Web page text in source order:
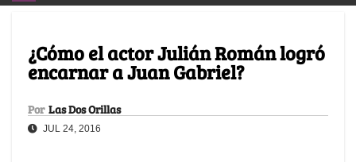
¿Cómo el actor Julián Román logró
encarnar a Juan Gabriel?
Por Las Dos Orillas
JUL 24, 2016